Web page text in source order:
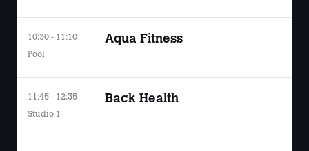
10:30 - 11:10
Pool
Aqua Fitness
11:45 - 12:35
Studio 1
Back Health